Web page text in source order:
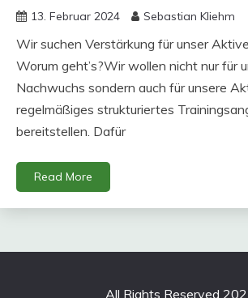
13. Februar 2024 Sebastian Kliehm
Wir suchen Verstärkung für unser
Worum geht’s?Wir wollen nicht nur für
Nachwuchs sondern auch für unsere
regelmäßiges strukturiertes
bereitstellen. Dafür
Read More
All Rights Reserved